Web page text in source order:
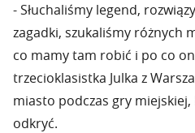
- Słuchaliśmy legend,
zagadki, szukaliśmy różnych
co mamy tam robić i po co
trzecioklasistka Julka z
miasto podczas gry
odkryć.